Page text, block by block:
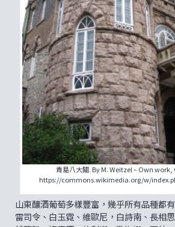
青島八大關. By M. Weitzel – Own work,
https://commons.wikimedia.org/w/
山東釀酒葡萄多樣豐富，幾乎所有品種都
雷司令、白玉霓、維歐尼，白詩南、長相